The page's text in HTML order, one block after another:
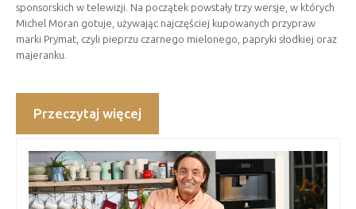
sponsorskich w telewizji. Na początek powstały trzy wersje, w których
Michel Moran gotuje, używając najczęściej kupowanych przypraw
marki Prymat, czyli pieprzu czarnego mielonego, papryki słodkiej oraz
majeranku.
Przeczytaj więcej